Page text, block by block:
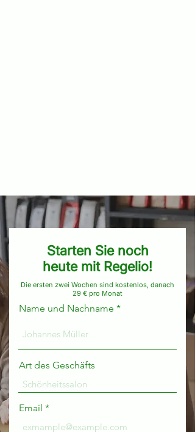
Starten Sie noch
heute mit Regelio!
Die ersten zwei Wochen sind kostenlos, danach
29 € pro Monat
Name und Nachname
Art des Geschäfts
Email